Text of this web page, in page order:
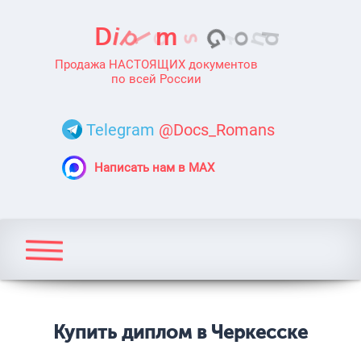
Продажа НАСТОЯЩИХ документов
по всей России
Telegram @Docs_Romans
Написать нам в MAX
Купить диплом в Черкесске